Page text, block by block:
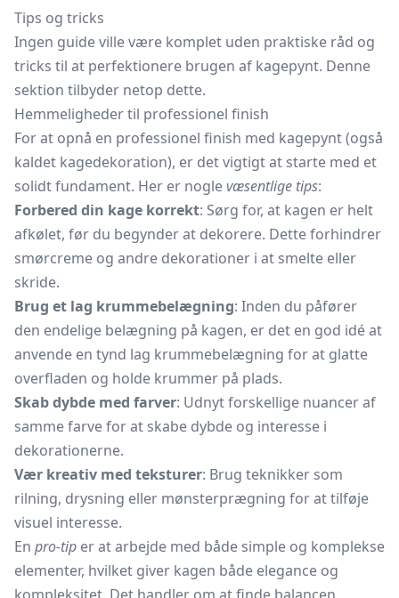
Tips og tricks
Ingen guide ville være komplet uden praktiske råd og
tricks til at perfektionere brugen af kagepynt. Denne
sektion tilbyder netop dette.
Hemmeligheder til professionel finish
For at opnå en professionel finish med kagepynt (også
kaldet kagedekoration), er det vigtigt at starte med et
solidt fundament. Her er noglevæsentlige tips:
Forbered din kage korrekt: Sørg for, at kagen er helt
afkølet, før du begynder at dekorere. Dette forhindrer
smørcreme og andre dekorationer i at smelte eller
skride.
Brug et lag krummebelægning: Inden du påfører
den endelige belægning på kagen, er det en god idé at
anvende en tynd lag krummebelægning for at glatte
overfladen og holde krummer på plads.
Skab dybde med farver: Udnyt forskellige nuancer af
samme farve for at skabe dybde og interesse i
dekorationerne.
Vær kreativ med teksturer: Brug teknikker som
rilning, drysning eller mønsterprægning for at tilføje
visuel interesse.
En pro-tip er at arbejde med både simple og komplekse
elementer, hvilket giver kagen både elegance og